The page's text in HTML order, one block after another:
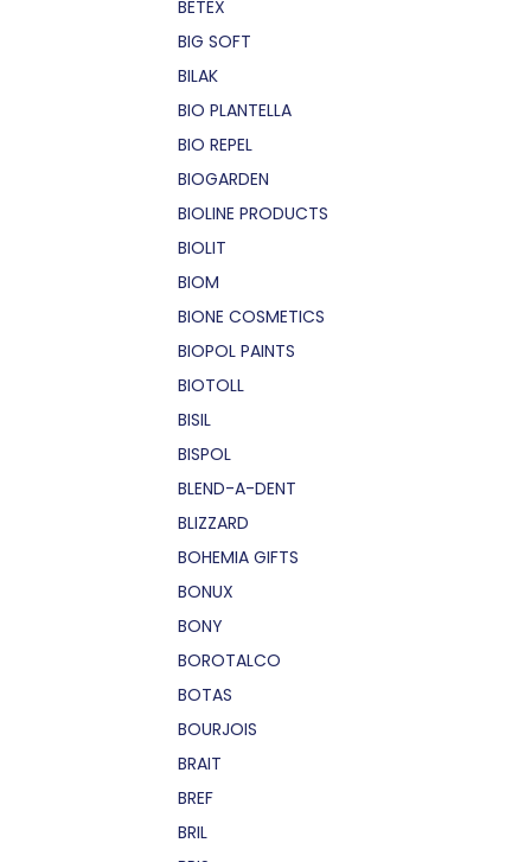
BETEX
BIG SOFT
BILAK
BIO PLANTELLA
BIO REPEL
BIOGARDEN
BIOLINE PRODUCTS
BIOLIT
BIOM
BIONE COSMETICS
BIOPOL PAINTS
BIOTOLL
BISIL
BISPOL
BLEND-A-DENT
BLIZZARD
BOHEMIA GIFTS
BONUX
BONY
BOROTALCO
BOTAS
BOURJOIS
BRAIT
BREF
BRIL